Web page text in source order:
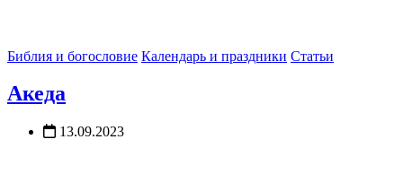
Библия и богословие Календарь и праздники Статьи
Акеда
13.09.2023